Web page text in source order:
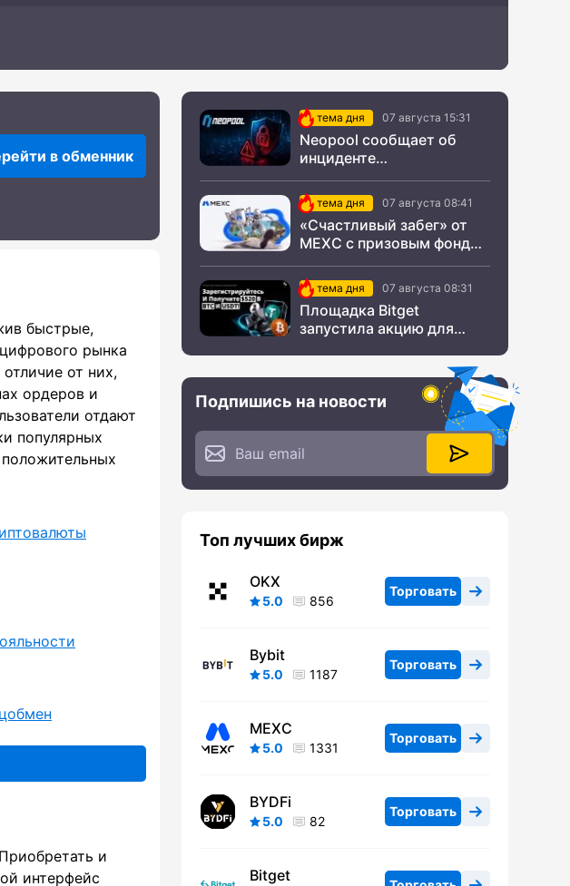
в обменник
быстрые,
рынка
от них,
ордеров и
отдают
популярных
и
интерфейс
тема дня 07 августа 15:31
Neopool сообщает об
инциденте
безопасности
тема дня 07 августа 08:41
«Счастливый забег» от
MEXC с призовым фондом
тема дня 07 августа 08:31
Площадка Bitget
запустила акцию для
Подпишись на новости
Топ лучших бирж
OKX
5.0 856
Торговать
Bybit
5.0 1187
Торговать
MEXC
5.0 1331
Торговать
BYDFi
5.0 82
Торговать
Bitget